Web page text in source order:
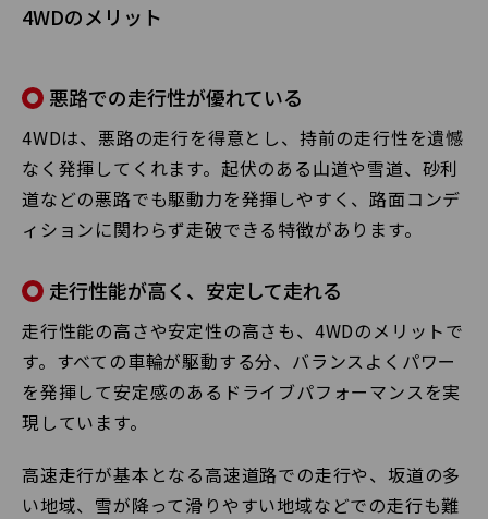
4WDのメリット
悪路での走行性が優れている
4WDは、悪路の走行を得意とし、持前の走行性を遺憾
なく発揮してくれます。起伏のある山道や雪道、砂利
道などの悪路でも駆動力を発揮しやすく、路面コンデ
ィションに関わらず走破できる特徴があります。
走行性能が高く、安定して走れる
走行性能の高さや安定性の高さも、4WDのメリットで
す。すべての車輪が駆動する分、バランスよくパワー
を発揮して安定感のあるドライブパフォーマンスを実
現しています。
高速走行が基本となる高速道路での走行や、坂道の多
い地域、雪が降って滑りやすい地域などでの走行も難